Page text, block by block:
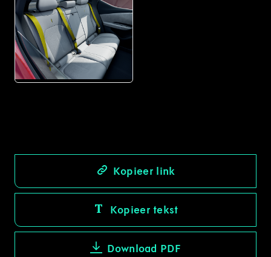
PNG
Kopieer link
Kopieer tekst
Download PDF